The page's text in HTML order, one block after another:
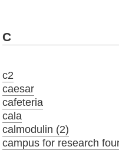
C
c2
caesar
cafeteria
cala
calmodulin (2)
campus for research